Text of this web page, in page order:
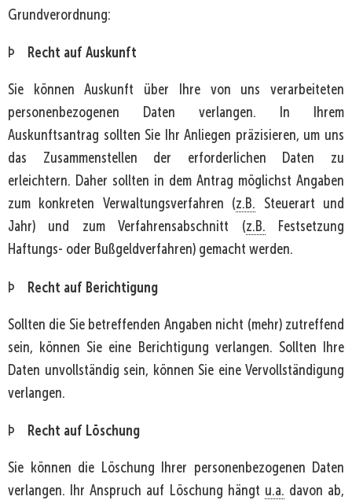
Grundverordnung:
Þ Recht auf Auskunft
Sie können Auskunft über Ihre von uns verarbeiteten
personenbezogenen Daten verlangen. In Ihrem
Auskunftsantrag sollten Sie Ihr Anliegen präzisieren, um uns
das Zusammenstellen der erforderlichen Daten zu
erleichtern. Daher sollten in dem Antrag möglichst Angaben
zum konkreten Verwaltungsverfahren (z.B. Steuerart und
Jahr) und zum Verfahrensabschnitt (z.B. Festsetzung
Haftungs- oder Bußgeldverfahren) gemacht werden.
Þ Recht auf Berichtigung
Sollten die Sie betreffenden Angaben nicht (mehr) zutreffend
sein, können Sie eine Berichtigung verlangen. Sollten Ihre
Daten unvollständig sein, können Sie eine Vervollständigung
verlangen.
Þ Recht auf Löschung
Sie können die Löschung Ihrer personenbezogenen Daten
verlangen. Ihr Anspruch auf Löschung hängt u.a. davon ab,